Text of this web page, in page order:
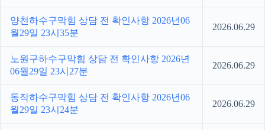
양천하수구막힘 상담 전 확인사항 2026년06
월29일 23시35분
2026.06.29
노원구하수구막힘 상담 전 확인사항 2026년
06월29일 23시27분
2026.06.29
동작하수구막힘 상담 전 확인사항 2026년06
월29일 23시24분
2026.06.29